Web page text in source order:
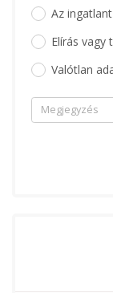
Az
Elírás vagy
Valótlan